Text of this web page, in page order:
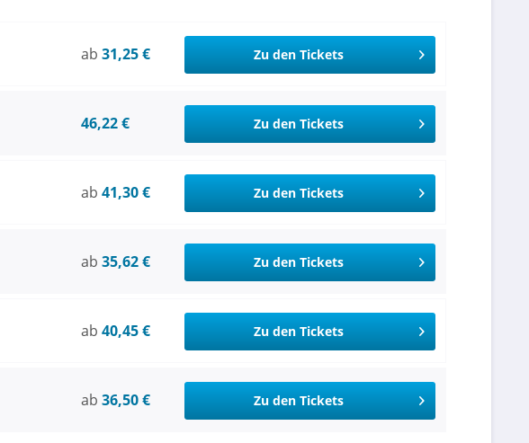
ab 31,25 € Zu den Tickets
46,22 € Zu den Tickets
ab 41,30 € Zu den Tickets
ab 35,62 € Zu den Tickets
ab 40,45 € Zu den Tickets
ab 36,50 € Zu den Tickets